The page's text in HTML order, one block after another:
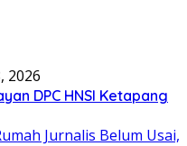
2026
DPC HNSI Ketapang